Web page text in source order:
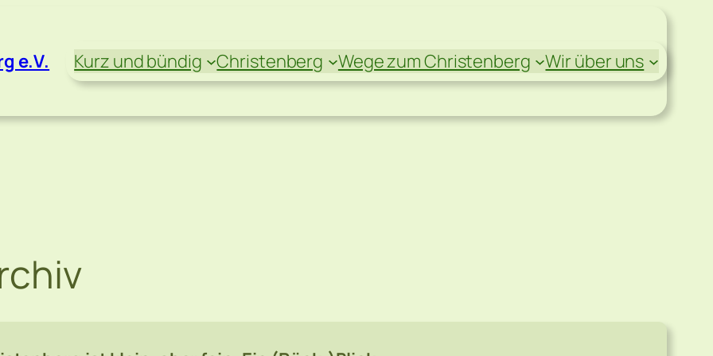
e.V. Kurz und bündig Christenberg Wege zum Christenberg Wir über uns